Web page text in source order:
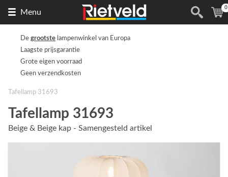
Menu
de
(
0
De grootste lampenwinkel van Europa
Laagste prijsgarantie
Grote eigen voorraad
Geen verzendkosten
Tafellamp 31693
Tafellamp 31693
Beige & Beige kap - Samengesteld artikel